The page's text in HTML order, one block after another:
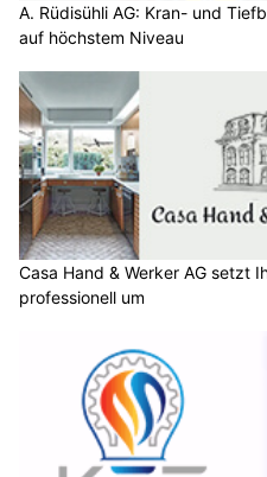
A. Rüdisühli AG: Kran- und
auf höchstem Niveau
Casa Hand & Werker AG setzt
professionell um